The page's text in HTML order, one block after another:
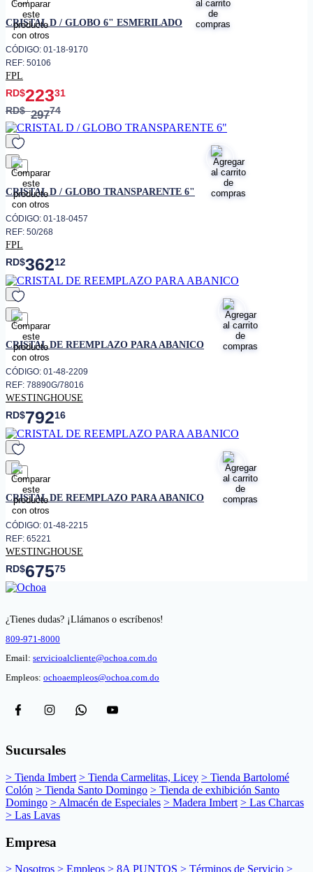
favorito
CRISTAL D / GLOBO 6" ESMERILADO
CÓDIGO: 01-18-9170
REF: 50106
FPL
RD$22331
RD$29774
favorito
CRISTAL D / GLOBO TRANSPARENTE 6"
CÓDIGO: 01-18-0457
REF: 50/268
FPL
RD$36212
favorito
CRISTAL DE REEMPLAZO PARA ABANICO
CÓDIGO: 01-48-2209
REF: 78890G/78016
WESTINGHOUSE
RD$79216
favorito
CRISTAL DE REEMPLAZO PARA ABANICO
CÓDIGO: 01-48-2215
REF: 65221
WESTINGHOUSE
RD$67575
¿Tienes dudas? ¡Llámanos o escríbenos!
809-971-8000
Email: servicioalcliente@ochoa.com.do
Empleos: ochoaempleos@ochoa.com.do
Sucursales
> Tienda Imbert > Tienda Carmelitas, Licey > Tienda Bartolomé
Colón > Tienda Santo Domingo > Tienda de exhibición Santo
Domingo > Almacén de Especiales > Madera Imbert > Las Charcas
> Las Lavas
Empresa
> Nosotros > Empleos > 8A PUNTOS > Términos de Servicio >